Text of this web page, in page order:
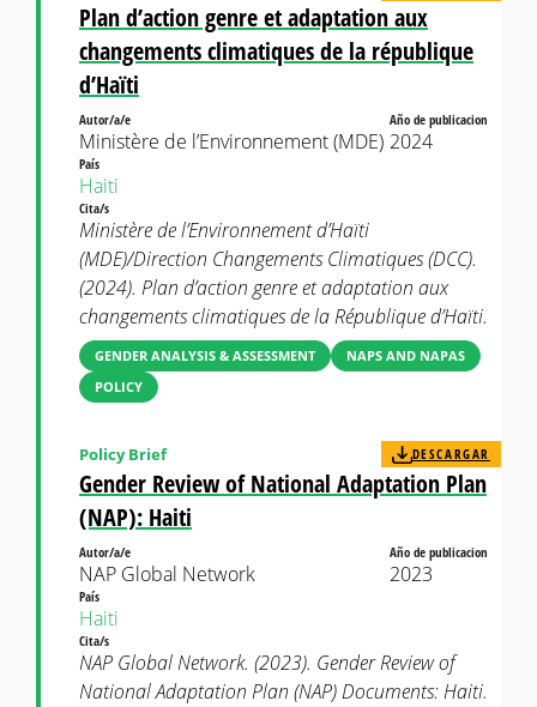
Plan d’action genre et adaptation aux
changements climatiques de la république
d’Haïti
Autor/a/e
Ministère de l’Environnement (MDE)
Año de publicacion
2024
País
Haiti
Cita/s
Ministère de l’Environnement d’Haïti
(MDE)/Direction Changements Climatiques (DCC).
(2024). Plan d’action genre et adaptation aux
changements climatiques de la République d’Haïti.
GENDER ANALYSIS & ASSESSMENT
NAPS AND NAPAS
POLICY
Gender Review of National Adaptation Plan
(NAP): Haiti
Policy Brief DESCARGAR
Autor/a/e
NAP Global Network
Año de publicacion
2023
País
Haiti
Cita/s
NAP Global Network. (2023). Gender Review of
National Adaptation Plan (NAP) Documents: Haiti.